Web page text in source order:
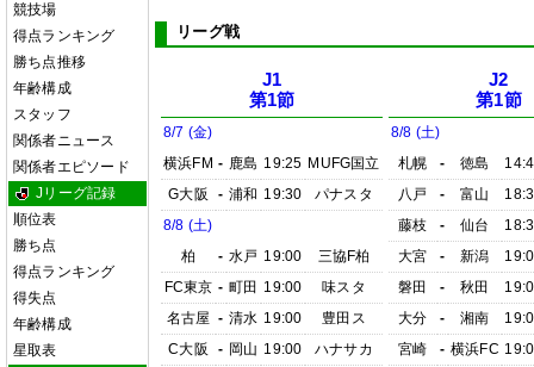
競技場
得点ランキング
勝ち点推移
年齢構成
スタッフ
関係者ニュース
関係者エピソード
Jリーグ記録
順位表
勝ち点
得点ランキング
得失点
年齢構成
星取表
リーグ戦
J1
第1節
8/7 (金)
横浜FM - 鹿島 19:25 MUFG国立
G大阪
- 浦和 19:30
パナスタ
8/8 (土)
柏
- 水戸 19:00
三協F柏
FC東京 - 町田 19:00
味スタ
名古屋 - 清水 19:00
豊田ス
C大阪
- 岡山 19:00
ハナサカ
J2
第1節
8/8 (土)
札幌
- 徳島
八戸
- 富山
藤枝
- 仙台
大宮
- 新潟
磐田
- 秋田
大分
- 湘南
宮崎
- 横浜FC